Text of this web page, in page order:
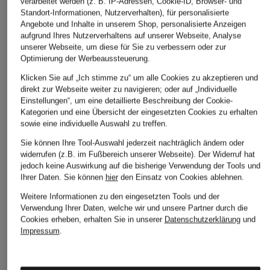
Skihelm ARCANE
PRIME MIPS
CHF 219
Ursprünglich: CHF 319
Skihelm COYA+
mit Visier
CHF 399
Ursprünglich:
Skihelm VIDA MIPS
CHF 139
Ursprünglich:CHF 219
Weitere Kategorien
Abendkleider
Bademäntel für Herren
Kleider
Lederjacken für Herren
Standort-Informationen, Nutzerverhalten), für personalisierte
Angebote und Inhalte in unserem Shop, personalisierte Anzeigen
aufgrund Ihres Nutzerverhaltens auf unserer Webseite, Analyse
unserer Webseite, um diese für Sie zu verbessern oder zur
Optimierung der Werbeaussteuerung.
Klicken Sie auf „Ich stimme zu“ um alle Cookies zu akzeptieren und
direkt zur Webseite weiter zu navigieren; oder auf „Individuelle
Einstellungen“, um eine detaillierte Beschreibung der Cookie-
Kategorien und eine Übersicht der eingesetzten Cookies zu erhalten
sowie eine individuelle Auswahl zu treffen.
Sie können Ihre Tool-Auswahl jederzeit nachträglich ändern oder
widerrufen (z.B. im Fußbereich unserer Webseite). Der Widerruf hat
jedoch keine Auswirkung auf die bisherige Verwendung der Tools und
Ihrer Daten. Sie können hierden Einsatz von Cookies ablehnen.
Weitere Informationen zu den eingesetzten Tools und der
Verwendung Ihrer Daten, welche wir und unsere Partner durch die
Cookies erheben, erhalten Sie in unserer Datenschutzerklärungund
Impressum.